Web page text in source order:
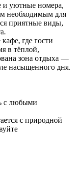
и уютные номера,
необходимым для
приятные виды,
где гости
в тёплой,
зона отдыха —
насыщенного дня.
с любыми
с природной